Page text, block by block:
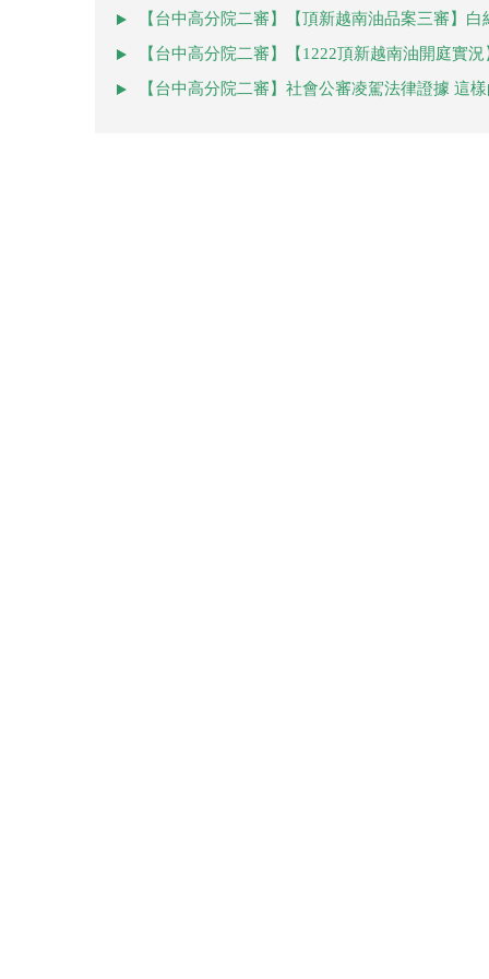
【台中高分院二審】【頂新越南油品案三審】
【台中高分院二審】【1222頂新越南油開庭實
【台中高分院二審】社會公審凌駕法律證據 這